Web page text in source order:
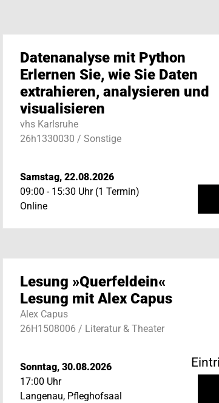
Datenanalyse mit Python
Erlernen Sie, wie Sie Daten
extrahieren, analysieren und
visualisieren
vhs Karlsruhe
26h1330030 / Sonstige
Samstag, 22.08.2026
09:00 - 15:30 Uhr (1 Termin)
Online
Lesung »Querfeldein«
Lesung mit Alex Capus
Alex Capus
26H1508006 / Literatur & Theater
Sonntag, 30.08.2026
17:00 Uhr
Langenau, Pfleghofsaal